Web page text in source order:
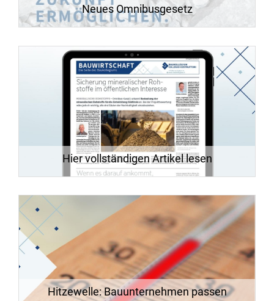
Neues Omnibusgesetz
Hier vollständigen Artikel lesen
Hitzewelle: Bauunternehmen passen